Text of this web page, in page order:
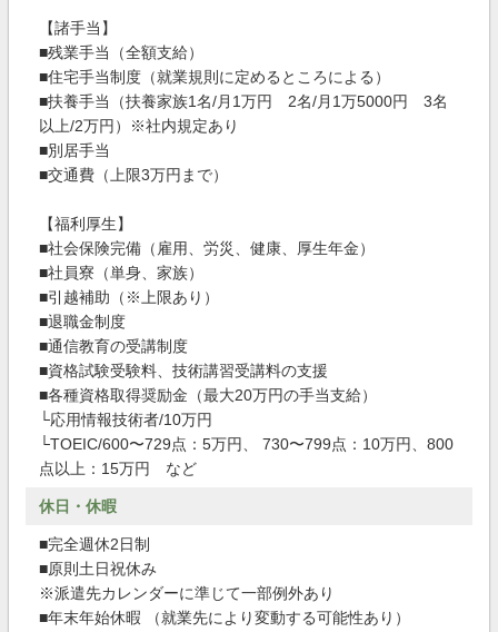
【諸手当】
■残業手当（全額支給）
■住宅手当制度（就業規則に定めるところによる）
■扶養手当（扶養家族1名/月1万円 2名/月1万5000円 3名
以上/2万円）※社内規定あり
■別居手当
■交通費（上限3万円まで）
【福利厚生】
■社会保険完備（雇用、労災、健康、厚生年金）
■社員寮（単身、家族）
■引越補助（※上限あり）
■退職金制度
■通信教育の受講制度
■資格試験受験料、技術講習受講料の支援
■各種資格取得奨励金（最大20万円の手当支給）
└応用情報技術者/10万円
└TOEIC/600〜729点：5万円、 730〜799点：10万円、800
点以上：15万円 など
休日・休暇
■完全週休2日制
■原則土日祝休み
※派遣先カレンダーに準じて一部例外あり
■年末年始休暇 （就業先により変動する可能性あり）